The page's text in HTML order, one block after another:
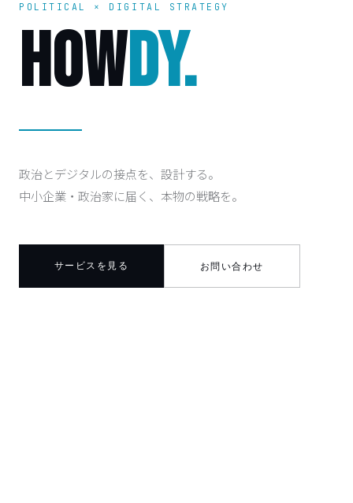
POLITICAL × DIGITAL STRATEGY
HOWDY.
政治とデジタルの接点を、設計する。
中小企業・政治家に届く、本物の戦略を。
サービスを見る お問い合わせ